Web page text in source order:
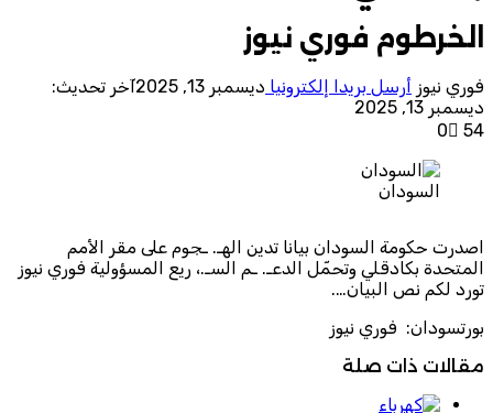
الخرطوم فوري نيوز
فوري نيوز أرسل بريدا إلكترونيا ديسمبر 13, 2025
آخر تحديث:
ديسمبر 13, 2025
0
54
السودان
اصدرت حكومة السودان بيانا تدين الهـ. ـجوم على مقر الأمم
المتحدة بكادقلي وتحمّل الدعـ. ـم السـ.، ريع المسؤولية فوري نيوز
تورد لكم نص البيان….
بورتسودان: فوري نيوز
مقالات ذات صلة